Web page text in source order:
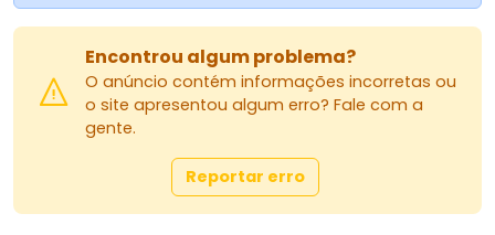
Encontrou algum problema?
O anúncio contém informações incorretas ou
o site apresentou algum erro? Fale com a
gente.
Reportar erro